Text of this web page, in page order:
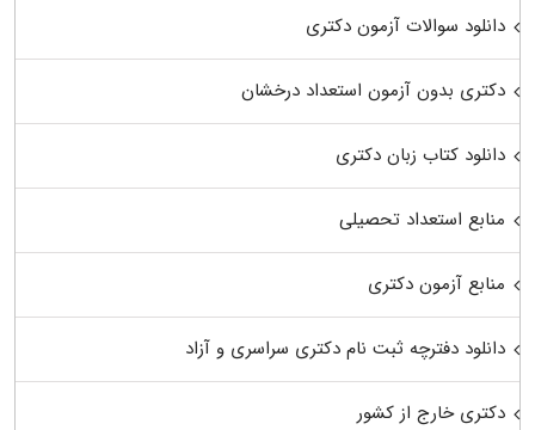
دانلود سوالات آزمون دکتری
دکتری بدون آزمون استعداد درخشان
دانلود کتاب زبان دکتری
منابع استعداد تحصیلی
منابع آزمون دکتری
دانلود دفترچه ثبت نام دکتری سراسری و آزاد
دکتری خارج از کشور